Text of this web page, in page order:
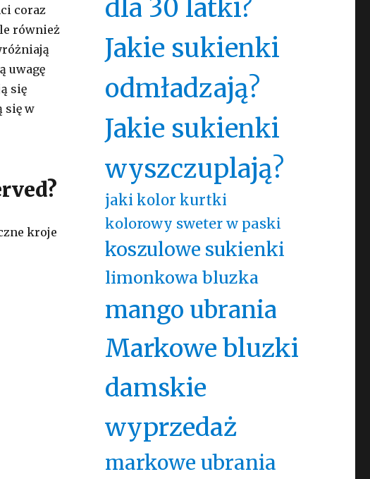
coraz
również
uwagę
się
się w
kroje
dla 30 latki?
Jakie sukienki
odmładzają?
Jakie sukienki
wyszczuplają?
jaki kolor kurtki
kolorowy sweter w paski
koszulowe sukienki
limonkowa bluzka
mango ubrania
Markowe bluzki
damskie
wyprzedaż
markowe ubrania